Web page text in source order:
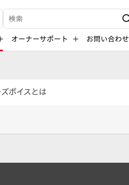
検索キーワード入力
オーナーサポート お問い合わせ
ボイスとは